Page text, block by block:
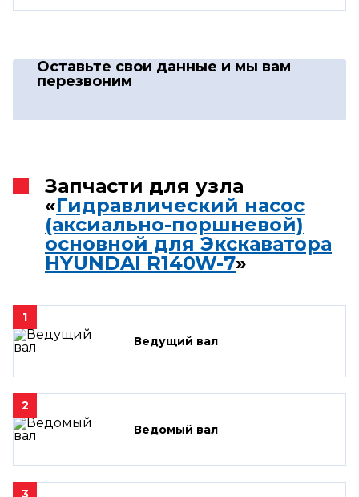
Оставьте свои данные и мы вам
перезвоним
Запчасти для узла
«Гидравлический насос
(аксиально-поршневой)
основной для Экскаватора
HYUNDAI R140W-7»
1
Ведущий вал
2
Ведомый вал
3